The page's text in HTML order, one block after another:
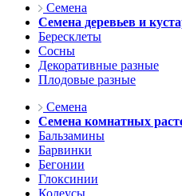
Семена
Семена деревьев и
Бересклеты
Сосны
Декоративные разные
Плодовые разные
Семена
Семена комнатных
Бальзамины
Барвинки
Бегонии
Глоксинии
Колеусы